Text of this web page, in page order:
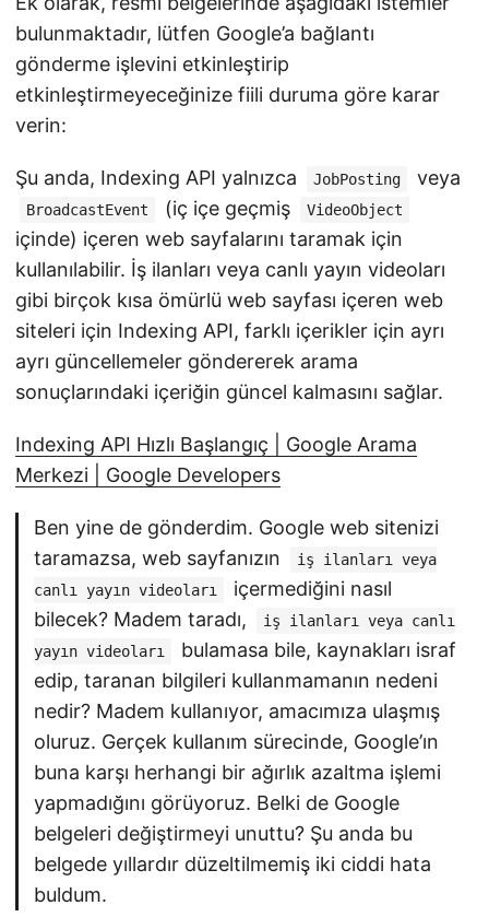
bulunmaktadır, lütfen Google’a bağlantı
gönderme işlevini etkinleştirip
etkinleştirmeyeceğinize fiili duruma göre karar
verin:
Şu anda, Indexing API yalnızca JobPosting veya
BroadcastEvent (iç içe geçmiş VideoObject
içinde) içeren web sayfalarını taramak için
kullanılabilir. İş ilanları veya canlı yayın videoları
gibi birçok kısa ömürlü web sayfası içeren web
siteleri için Indexing API, farklı içerikler için ayrı
ayrı güncellemeler göndererek arama
sonuçlarındaki içeriğin güncel kalmasını sağlar.
Indexing API Hızlı Başlangıç | Google Arama
Merkezi | Google Developers
Ben yine de gönderdim. Google web sitenizi
taramazsa, web sayfanızın
iş ilanları veya
canlı yayın videoları
içermediğini nasıl
bilecek? Madem taradı,
iş ilanları veya canlı
yayın videoları
bulamasa bile, kaynakları israf
edip, taranan bilgileri kullanmamanın nedeni
nedir? Madem kullanıyor, amacımıza ulaşmış
oluruz. Gerçek kullanım sürecinde, Google’ın
buna karşı herhangi bir ağırlık azaltma işlemi
yapmadığını görüyoruz. Belki de Google
belgeleri değiştirmeyi unuttu? Şu anda bu
belgede yıllardır düzeltilmemiş iki ciddi hata
buldum.